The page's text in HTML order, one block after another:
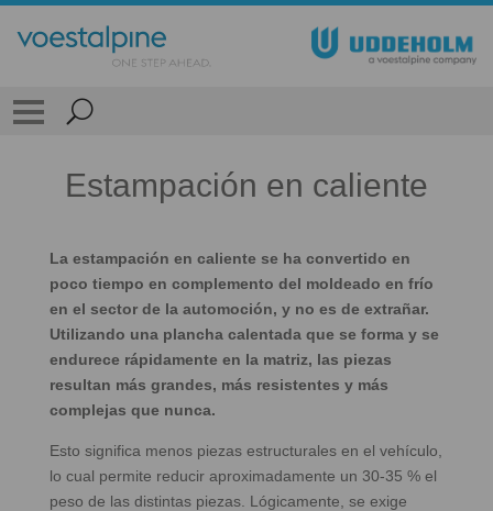
Estampación en caliente
La estampación en caliente se ha convertido en
poco tiempo en complemento del moldeado en frío
en el sector de la automoción, y no es de extrañar.
Utilizando una plancha calentada que se forma y se
endurece rápidamente en la matriz, las piezas
resultan más grandes, más resistentes y más
complejas que nunca.
Esto significa menos piezas estructurales en el vehículo,
lo cual permite reducir aproximadamente un 30-35 % el
peso de las distintas piezas. Lógicamente, se exige